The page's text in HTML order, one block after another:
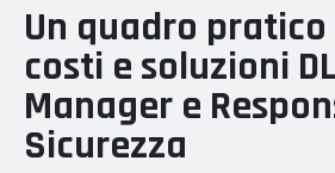
Un quadro pratico
costi e soluzioni
Manager e
Sicurezza